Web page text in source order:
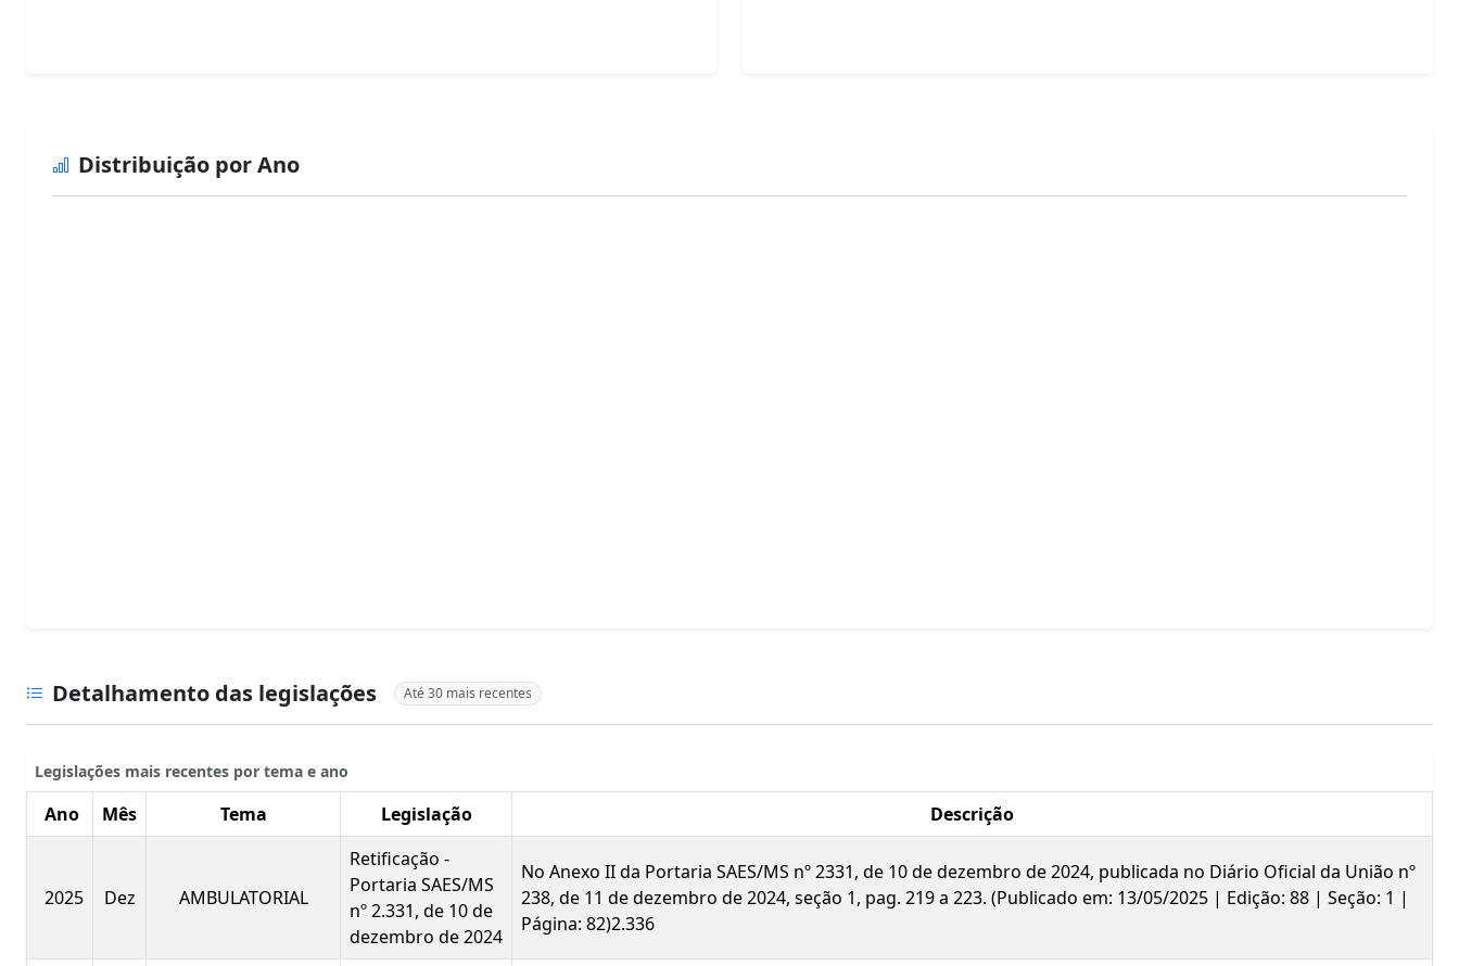
Distribuição por Ano
Detalhamento das legislações Até 30 mais recentes
Legislações mais recentes por tema e ano
Ano Mês Tema Legislação Descrição
2025 Dez AMBULATORIAL
Retificação -
Portaria SAES/MS
nº 2.331, de 10 de
dezembro de 2024
No Anexo II da Portaria SAES/MS nº 2331, de 10 de dezembro de 2024, publicada no Diário Oficial da União nº
238, de 11 de dezembro de 2024, seção 1, pag. 219 a 223. (Publicado em: 13/05/2025 | Edição: 88 | Seção: 1 |
Página: 82)2.336